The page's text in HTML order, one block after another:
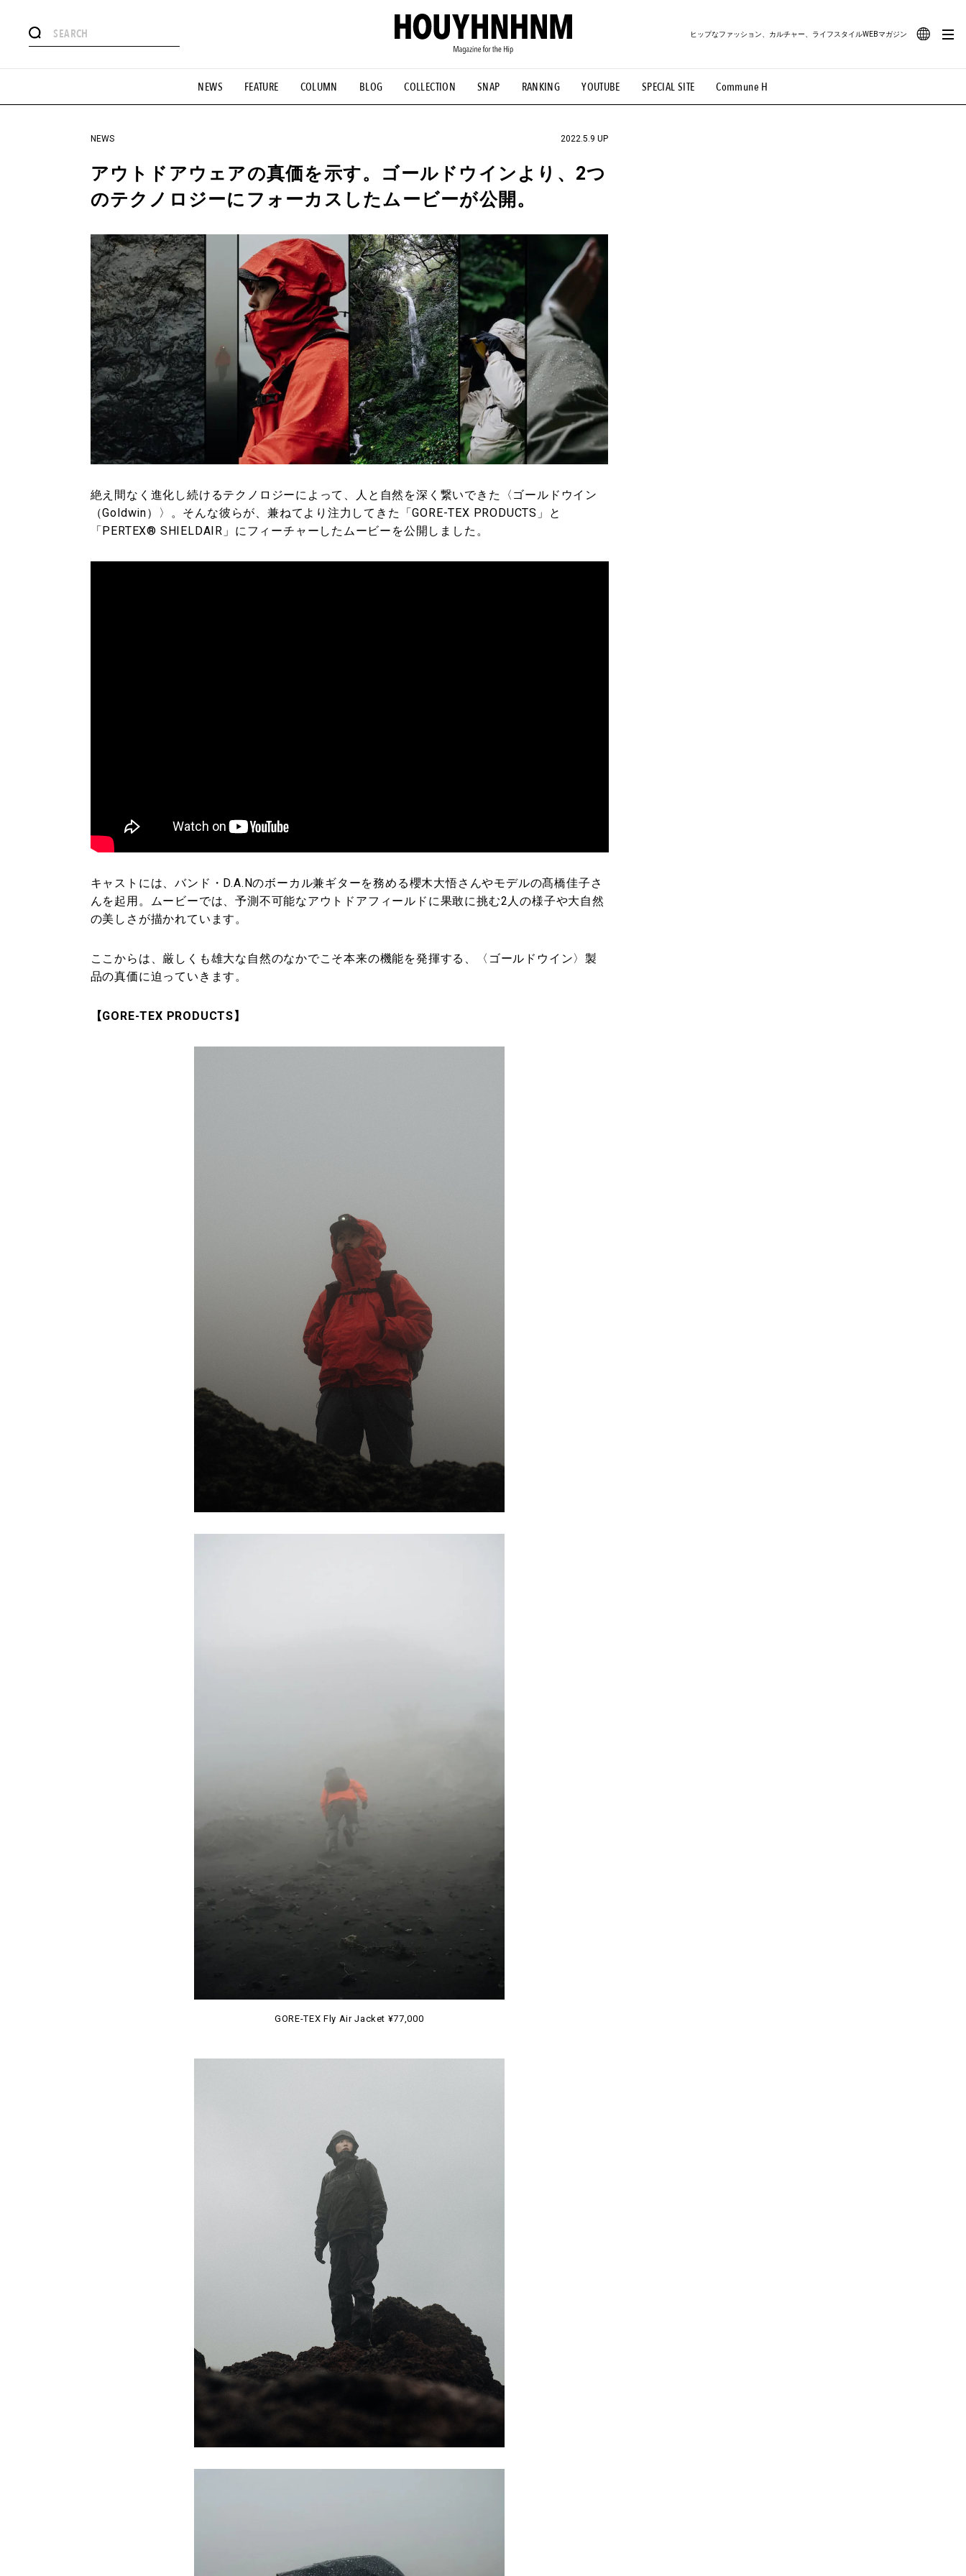
NEWS FEATURE COLUMN BLOG COLLECTION SNAP RANKING YOUTUBE SPECIAL SITE Commune H
ヒップなファッション、カルチャー、ライフスタイルWEBマガジン
#憧れの逸品 #ESSENTIAL DESIGNS #古着サミット #NEW VINTAGE #マイナーグッド図鑑 #路地裏てぃーん。 #MONTHLY JOURNAL
#GH 銘品の所以 #フイナムのYouTube #Commune H #FOCUS IT #AH.H #ととけん #FASHION #MUSIC #MOVIE #LIFESTYLE #SNEAKER #OUTDOOR
#HANDSOME HANDBOOK
NEWS 2022.5.9 UP
アウトドアウェアの真価を示す。ゴールドウインより、2つ
のテクノロジーにフォーカスしたムービーが公開。
絶え間なく進化し続けるテクノロジーによって、人と自然を深く繋いできた〈ゴールドウイン
（Goldwin）〉。そんな彼らが、兼ねてより注力してきた「GORE-TEX PRODUCTS」と
「PERTEX® SHIELDAIR」にフィーチャーしたムービーを公開しました。
キャストには、バンド・D.A.Nのボーカル兼ギターを務める櫻木大悟さんやモデルの髙橋佳子さ
んを起用。ムービーでは、予測不可能なアウトドアフィールドに果敢に挑む2人の様子や大自然
の美しさが描かれています。
ここからは、厳しくも雄大な自然のなかでこそ本来の機能を発揮する、〈ゴールドウイン〉製
品の真価に迫っていきます。
【GORE-TEX PRODUCTS】
GORE-TEX Fly Air Jacket ¥77,000